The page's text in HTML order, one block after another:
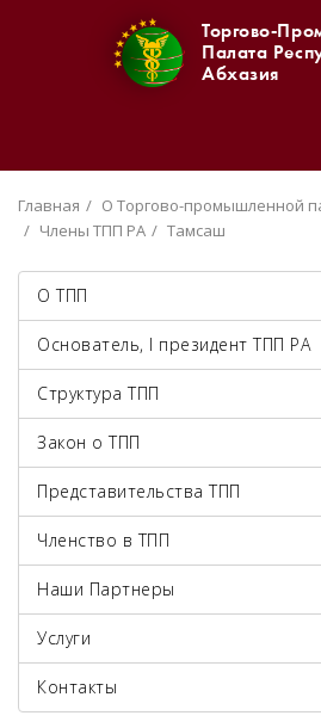
Торгово-
Палата
Абхазия
Главная О Торгово-промышленной
Члены ТПП РА
Тамсаш
О ТПП
Основатель, I президент ТПП РА
Структура ТПП
Закон о ТПП
Представительства ТПП
Членство в ТПП
Наши Партнеры
Услуги
Контакты